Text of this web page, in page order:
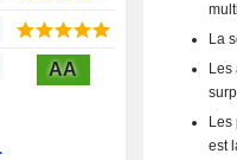
AA
La
Les
Les
est